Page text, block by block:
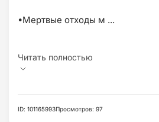
•Мертвые отходы м ...
ID: 101165993Просмотров: 97